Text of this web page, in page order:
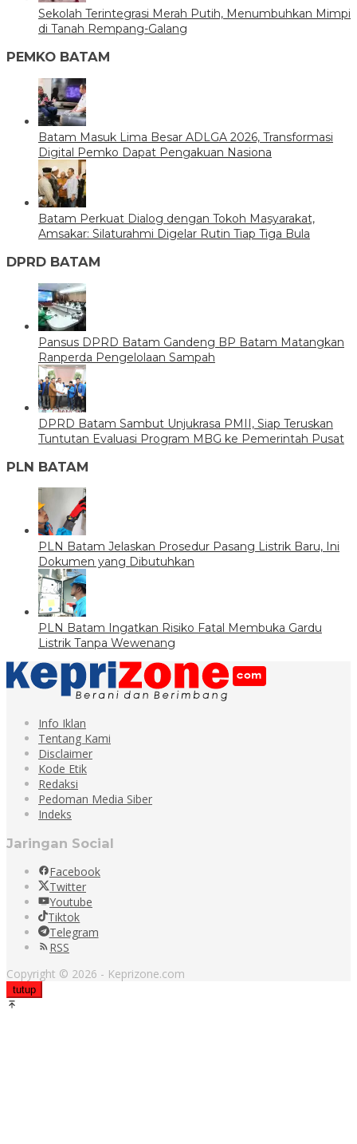
Sekolah Terintegrasi Merah Putih, Menumbuhkan Mimpi
di Tanah Rempang-Galang
PEMKO BATAM
Batam Masuk Lima Besar ADLGA 2026, Transformasi
Digital Pemko Dapat Pengakuan Nasiona
Batam Perkuat Dialog dengan Tokoh Masyarakat,
Amsakar: Silaturahmi Digelar Rutin Tiap Tiga Bula
DPRD BATAM
Pansus DPRD Batam Gandeng BP Batam Matangkan
Ranperda Pengelolaan Sampah
DPRD Batam Sambut Unjukrasa PMII, Siap Teruskan
Tuntutan Evaluasi Program MBG ke Pemerintah Pusat
PLN BATAM
PLN Batam Jelaskan Prosedur Pasang Listrik Baru, Ini
Dokumen yang Dibutuhkan
PLN Batam Ingatkan Risiko Fatal Membuka Gardu
Listrik Tanpa Wewenang
Info Iklan
Tentang Kami
Disclaimer
Kode Etik
Redaksi
Pedoman Media Siber
Indeks
Jaringan Social
Facebook
Twitter
Youtube
Tiktok
Telegram
RSS
Copyright © 2026 - Keprizone.com
tutup